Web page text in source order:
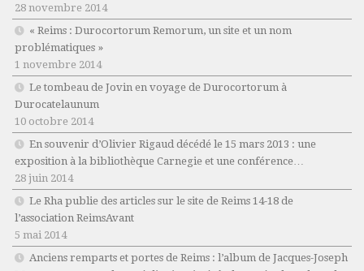
28 novembre 2014
« Reims : Durocortorum Remorum, un site et un nom
problématiques »
1 novembre 2014
Le tombeau de Jovin en voyage de Durocortorum à
Durocatelaunum
10 octobre 2014
En souvenir d’Olivier Rigaud décédé le 15 mars 2013 : une
exposition à la bibliothèque Carnegie et une conférence…
28 juin 2014
Le Rha publie des articles sur le site de Reims 14-18 de
l’association ReimsAvant
5 mai 2014
Anciens remparts et portes de Reims : l’album de Jacques-Joseph